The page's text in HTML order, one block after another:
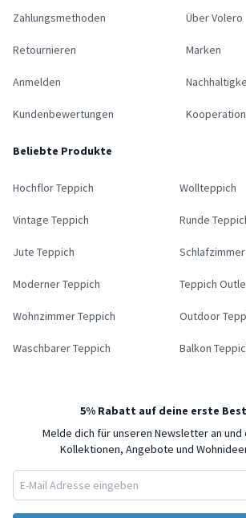
Zahlungsmethoden
Retournieren
Anmelden
Kundenbewertungen
Über Volero
Marken
Beliebte Produkte
Hochflor Teppich Wollteppich
Vintage Teppich Runde
Jute Teppich
Moderner Teppich Teppich
Wohnzimmer Teppich Outdoor
Waschbarer Teppich Balkon
5% Rabatt auf deine erste
Melde dich für unseren Newsletter an
Kollektionen, Angebote und